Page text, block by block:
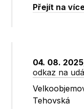
Přejít na
04. 08.
odkaz na
Tehovská